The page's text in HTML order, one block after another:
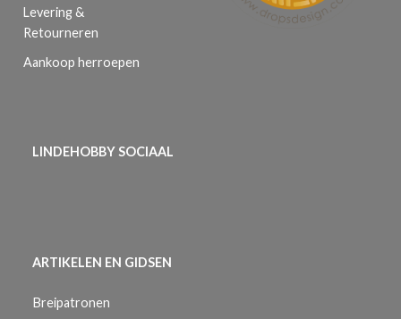
Levering &
Retourneren
Aankoop herroepen
LINDEHOBBY SOCIAAL
ARTIKELEN EN GIDSEN
Breipatronen